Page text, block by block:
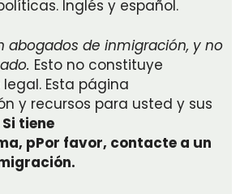
Inglés y español.
abogados de inmigración, y no
Esto no constituye
Esta página
y recursos para usted y sus
Si tiene
pPor favor, contacte a un
.